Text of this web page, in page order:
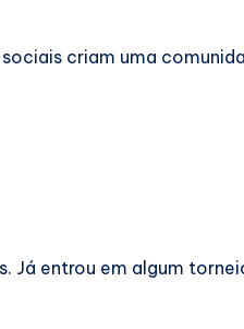
criam uma
Já entrou em algum